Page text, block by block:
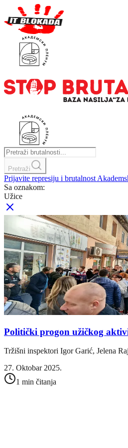
Pretraži
Prijavite represiju i brutalnost
Sa oznakom:
Užice
Politički progon užičkog
Tržišni inspektori Igor Garić, Jelena
27. Oktobar 2025.
1 min čitanja